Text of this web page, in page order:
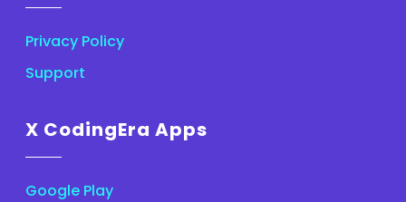
Privacy Policy
Support
X CodingEra Apps
Google Play